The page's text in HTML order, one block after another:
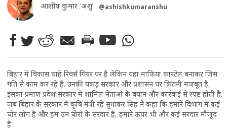
आशीष कुमार ‘अंशु’ @ashishkumaranshu
बिहार में विकास चाहे रिवर्स गियर पर है लेकिन यहां माफिया कारटेल बनाकर जिस
गति से काम कर रहे हैं. उनकी पकड़ सरकार और प्रशासन पर कितनी मजबूत है,
इसका प्रमाण प्रदेश सरकार में शामिल नेताओं के बयान और कार्रवाई से स्पष्ट होती है.
जब बिहार के सरकार में कृषि मंत्री रहे सुधाकर सिंह ने कहा कि हमारे विभाग में कई
चोर लोग हैं और हम उन चोरों के सरदार हैं, हमारे ऊपर भी और कई सरदार मौजूद
हैं.